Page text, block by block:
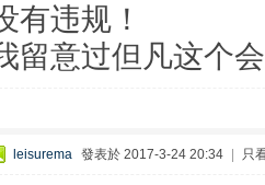
有违规！
留意过但凡这个
leisurema 發表於 2017-3-24 20:34 只